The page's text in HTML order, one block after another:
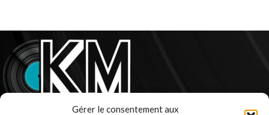
Gérer le consentement aux